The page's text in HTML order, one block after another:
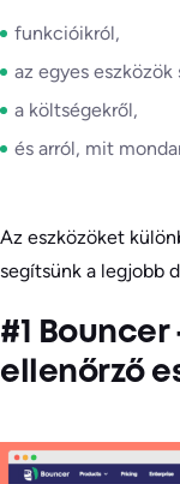
funkcióikról,
az egyes eszközök
a költségekről,
és arról, mit
Az eszközöket
segítsünk a legjobb
#1
ellenőrző